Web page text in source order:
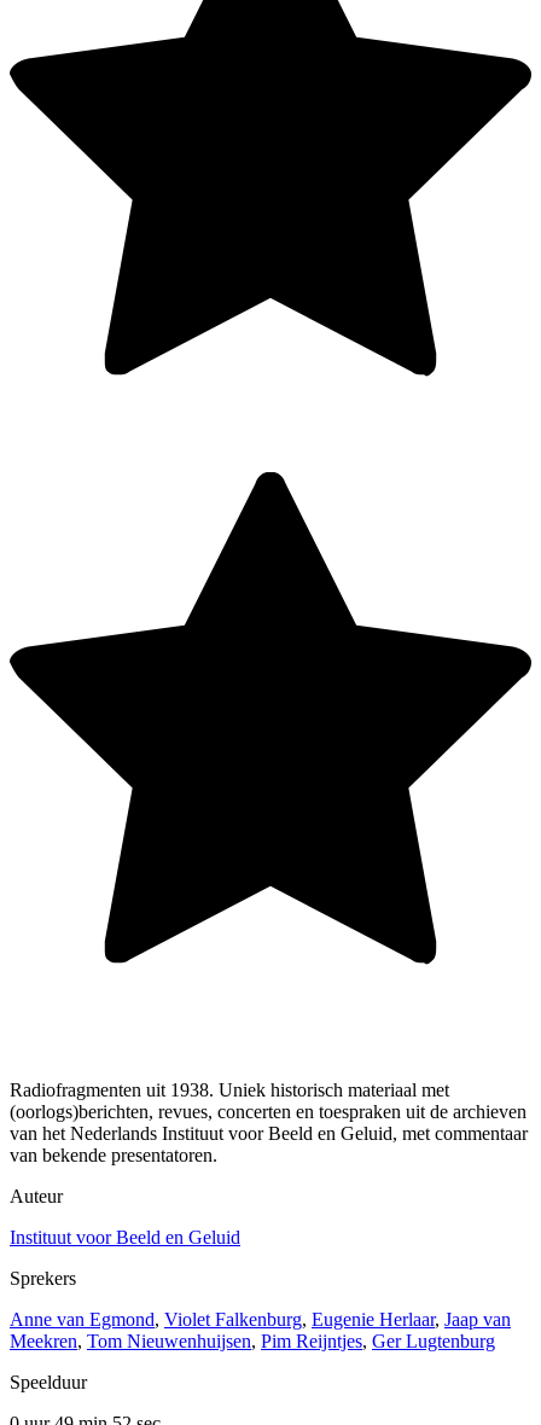
Radiofragmenten uit 1938. Uniek historisch materiaal met
(oorlogs)berichten, revues, concerten en toespraken uit de archieven
van het Nederlands Instituut voor Beeld en Geluid, met commentaar
van bekende presentatoren.
Auteur
Instituut voor Beeld en Geluid
Sprekers
Anne van Egmond, Violet Falkenburg, Eugenie Herlaar, Jaap van
Meekren, Tom Nieuwenhuijsen, Pim Reijntjes, Ger Lugtenburg
Speelduur